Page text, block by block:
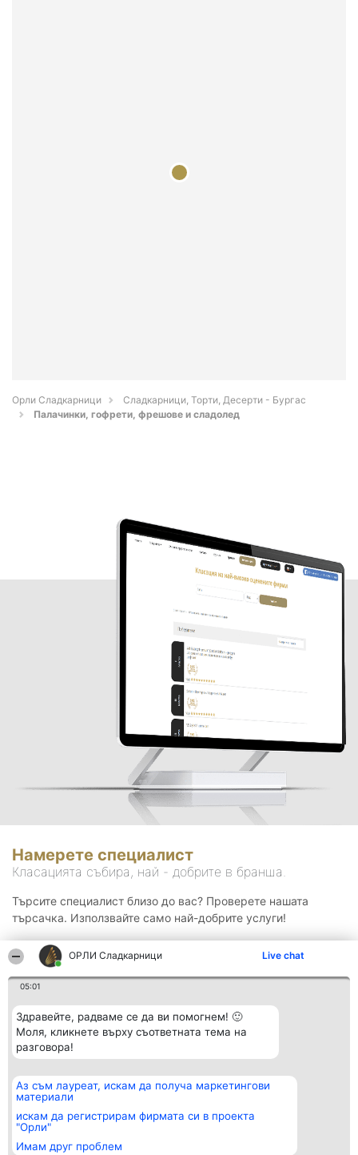
ОРЛИ Сладкарници Live chat
05:01
Здравейте, радваме се да ви помогнем! 🙂
Моля, кликнете върху съответната тема на
разговора!
Аз съм лауреат, искам да получа маркетингови
материали
искам да регистрирам фирмата си в проекта
"Орли"
Имам друг проблем
Орли Сладкарници
Сладкарници, Торти, Десерти - Бургас
Палачинки, гофрети, фрешове и сладолед
Намерете специалист
Класацията събира, най - добрите в бранша.
Търсите специалист близо до вас? Проверете нашата
търсачка. Използвайте само най-добрите услуги!
Организатор на
класиране
BulevardulAleea Timișul De
Sus Nr. 2, Bl. A30, Sc. A, Et.
4, Ap. 13
Класация
всички
Контакти